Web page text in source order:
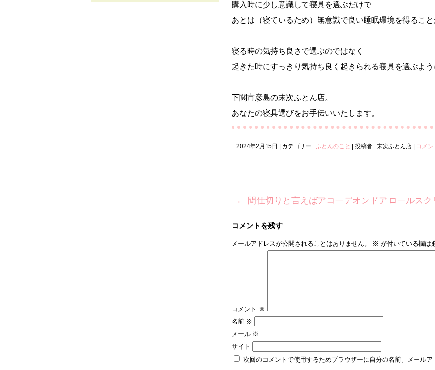
購入時に少し意識して寝具を選ぶだけで
あとは（寝ているため）無意識で良い睡眠環境を得ること
寝る時の気持ち良さで選ぶのではなく
起きた時にすっきり気持ち良く起きられる寝具を選ぶよう
下関市彦島の末次ふとん店。
あなたの寝具選びをお手伝いいたします。
2024年2月15日 カテゴリー : ふとんのこと 投稿者 : 末次ふとん店 コメ
← 間仕切りと言えばアコーデオンドア ロールス
コメントを残す
メールアドレスが公開されることはありません。 ※ が付いている欄は
コメント ※
名前 ※
メール ※
サイト
次回のコメントで使用するためブラウザーに自分の名前、メールア